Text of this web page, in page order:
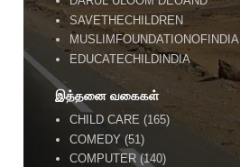
SAVETHECHILDREN
MUSLIMFOUNDATIONOFINDIA
EDUCATECHILDINDIA
இத்தனை வகைகள்
CHILD CARE (165)
COMEDY (51)
COMPUTER (140)